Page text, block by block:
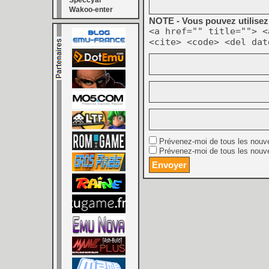
Wakoo-enter
NOTE - Vous pouvez
<a href="" title="">
<cite> <code> <del
Prévenez-moi de tous les
Prévenez-moi de tous les